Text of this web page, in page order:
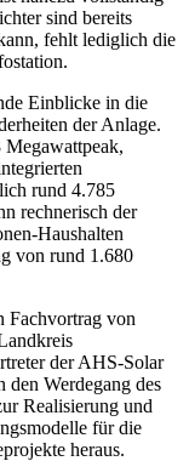
sind bereits
fehlt lediglich die
Einblicke in die
der Anlage.
rund 4.785
rechnerisch der
Haushalten
von rund 1.680
Fachvortrag von
der AHS-Solar
Werdegang des
Realisierung und
für die
heraus.